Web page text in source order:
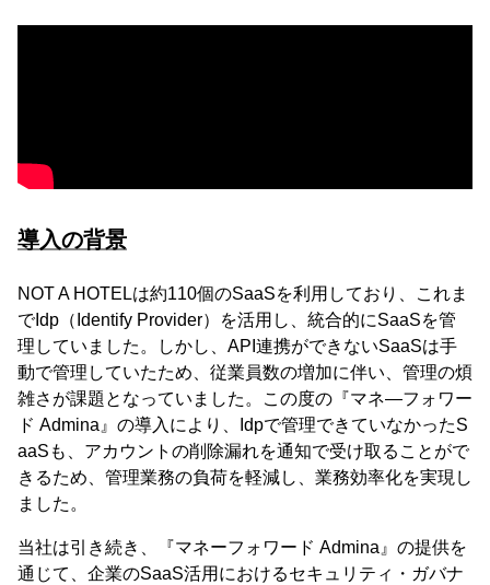
導入の背景
NOT A HOTELは約110個のSaaSを利用しており、これま
でIdp（Identify Provider）を活用し、統合的にSaaSを管
理していました。しかし、API連携ができないSaaSは手
動で管理していたため、従業員数の増加に伴い、管理の煩
雑さが課題となっていました。この度の『マネ―フォワー
ド Admina』の導入により、Idpで管理できていなかったS
aaSも、アカウントの削除漏れを通知で受け取ることがで
きるため、管理業務の負荷を軽減し、業務効率化を実現し
ました。
当社は引き続き、『マネーフォワード Admina』の提供を
通じて、企業のSaaS活用におけるセキュリティ・ガバナ